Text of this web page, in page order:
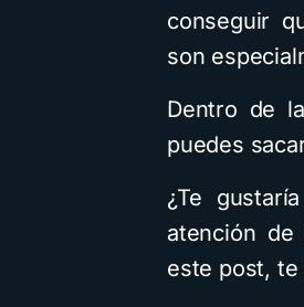
conseguir
son
Dentro de
puedes
¿Te
atención de
este post, te